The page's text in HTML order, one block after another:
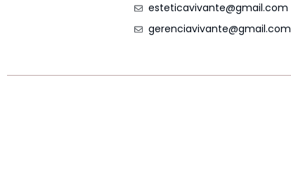
esteticavivante@gmail.com
gerenciavivante@gmail.com